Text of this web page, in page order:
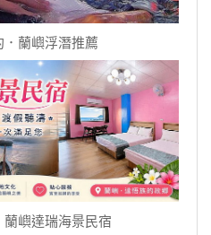
蘭嶼浮潛推薦
嶼達瑞海景民宿